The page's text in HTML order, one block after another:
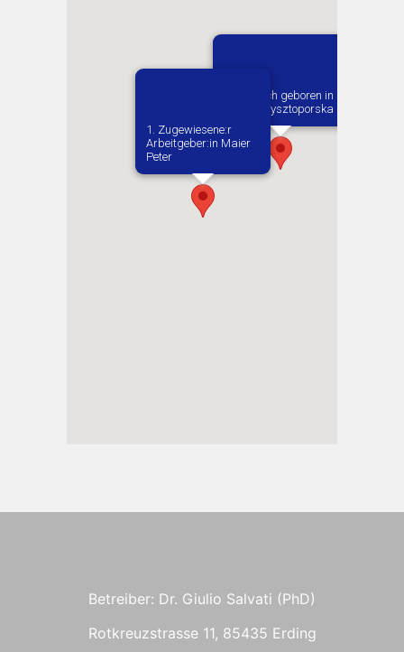
Vermutlich geboren in
Wola Krzysztoporska
1. Zugewiesene:r
Arbeitgeber:in​ Maier
Peter
Betreiber: Dr. Giulio Salvati (PhD)
Rotkreuzstrasse 11, 85435 Erding